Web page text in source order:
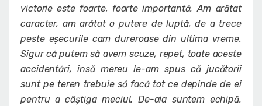
victorie este foarte, foarte importantă. Am arătat
caracter, am arătat o putere de luptă, de a trece
peste eșecurile cam dureroase din ultima vreme.
Sigur că putem să avem scuze, repet, toate aceste
accidentări, însă mereu le-am spus că jucătorii
sunt pe teren trebuie să facă tot ce depinde de ei
pentru a câștiga meciul. De-aia suntem echipă.